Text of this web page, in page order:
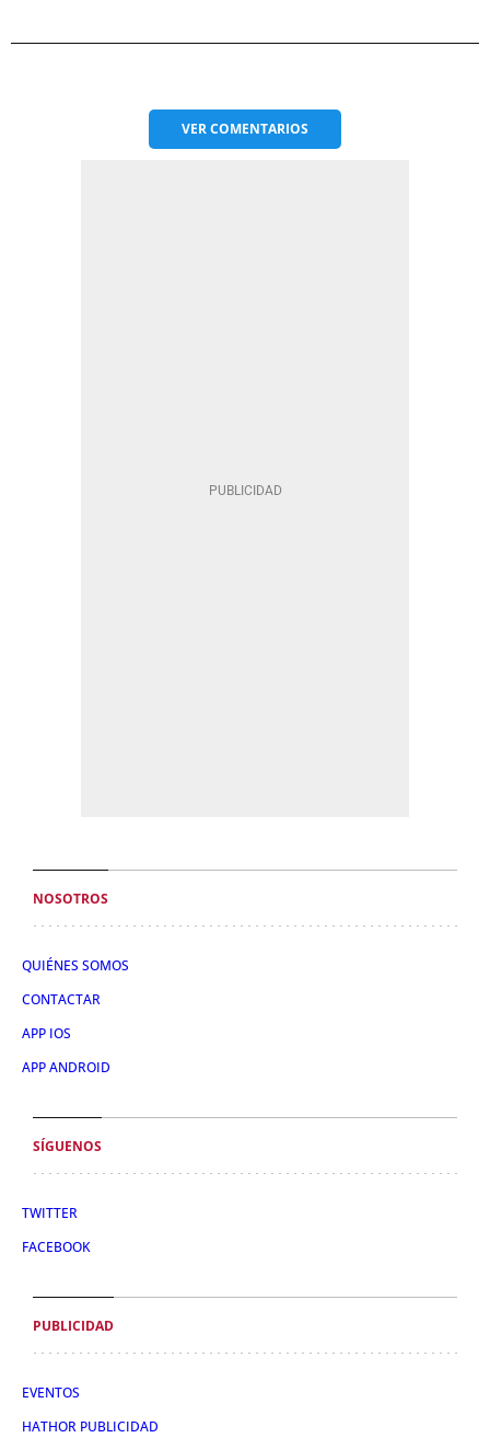
VERCOMENTARIOS
NOSOTROS
QUIÉNES SOMOS
CONTACTAR
APP IOS
APP ANDROID
SÍGUENOS
TWITTER
FACEBOOK
PUBLICIDAD
EVENTOS
HATHOR PUBLICIDAD